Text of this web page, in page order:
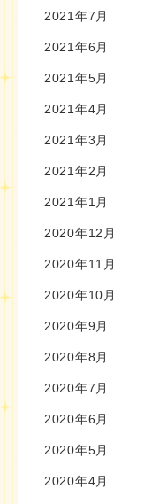
2021年7月
2021年6月
2021年5月
2021年4月
2021年3月
2021年2月
2021年1月
2020年12月
2020年11月
2020年10月
2020年9月
2020年8月
2020年7月
2020年6月
2020年5月
2020年4月